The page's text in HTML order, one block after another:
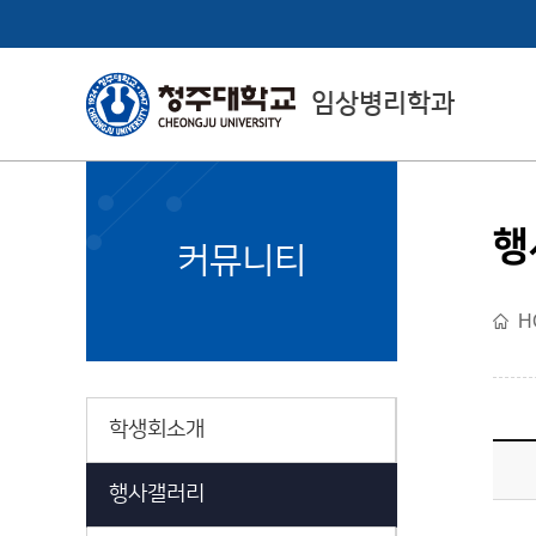
임상병리학과
College of Health
& Medical Sciences
커뮤니티
학생회소개
행사갤러리